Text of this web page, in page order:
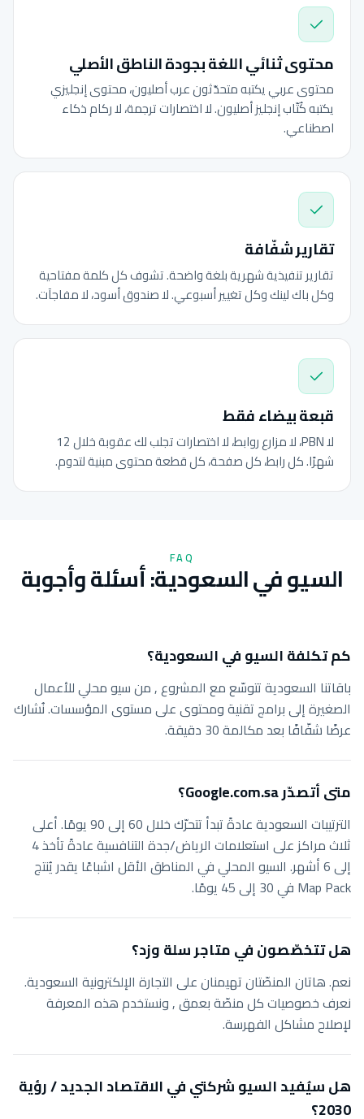
محتوى ثنائي اللغة بجودة الناطق الأصلي
محتوى عربي يكتبه متحدّثون عرب أصليون، محتوى إنجليزي
يكتبه كُتّاب إنجليز أصليون. لا اختصارات ترجمة، لا ركام ذكاء
اصطناعي.
تقارير شفّافة
تقارير تنفيذية شهرية بلغة واضحة. تشوف كل كلمة مفتاحية
وكل باك لينك وكل تغيير أسبوعي. لا صندوق أسود، لا مفاجآت.
قبعة بيضاء فقط
لا PBN، لا مزارع روابط، لا اختصارات تجلب لك عقوبة خلال 12
شهرًا. كل رابط، كل صفحة، كل قطعة محتوى مبنية لتدوم.
FAQ
السيو في السعودية: أسئلة وأجوبة
كم تكلفة السيو في السعودية؟
باقاتنا السعودية تتوسّع مع المشروع , من سيو محلي للأعمال
الصغيرة إلى برامج تقنية ومحتوى على مستوى المؤسسات. نُشارك
عرضًا شفّافًا بعد مكالمة 30 دقيقة.
متى أتصدّر Google.com.sa؟
الترتيبات السعودية عادةً تبدأ تتحرّك خلال 60 إلى 90 يومًا. أعلى
ثلاث مراكز على استعلامات الرياض/جدة التنافسية عادةً تأخذ 4
إلى 6 أشهر. السيو المحلي في المناطق الأقل اشباعًا يقدر يُنتج
Map Pack في 30 إلى 45 يومًا.
هل تتخصّصون في متاجر سلة وزد؟
نعم. هاتان المنصّتان تهيمنان على التجارة الإلكترونية السعودية.
نعرف خصوصيات كل منصّة بعمق , ونستخدم هذه المعرفة
لإصلاح مشاكل الفهرسة.
هل سيُفيد السيو شركتي في الاقتصاد الجديد / رؤية
2030؟